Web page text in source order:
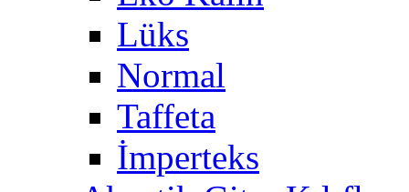
Lüks
Normal
Taffeta
İmperteks